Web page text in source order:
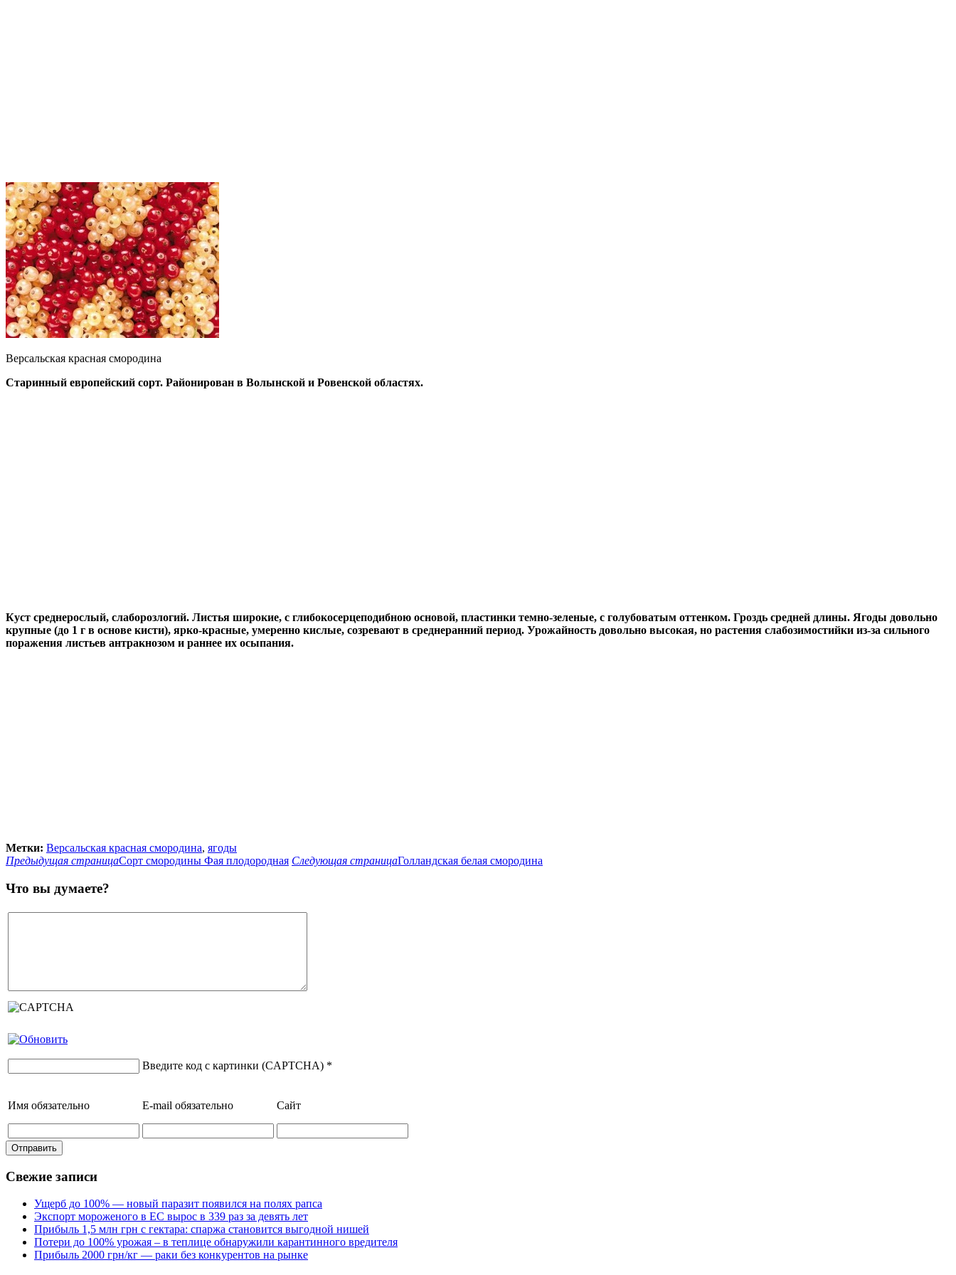
Версальская красная смородина
Старинный европейский сорт. Районирован в Волынской и Ровенской областях.
Куст среднерослый, слаборозлогий. Листья широкие, с глибокосерцеподибною основой, пластинки темно-зеленые, с голубоватым оттенком. Гроздь средней длины. Ягоды довольно
крупные (до 1 г в основе кисти), ярко-красные, умеренно кислые, созревают в среднеранний период. Урожайность довольно высокая, но растения слабозимостийки из-за сильного
поражения листьев антракнозом и раннее их осыпания.
Метки: Версальская красная смородина, ягоды
Предыдущая страницаСорт смородины Фая плодородная Следующая страницаГолландская белая смородина
Что вы думаете?
Введите код с картинки (CAPTCHA) *
Имя обязательно E-mail обязательно Сайт
Свежие записи
Ущерб до 100% — новый паразит появился на полях рапса
Экспорт мороженого в ЕС вырос в 339 раз за девять лет
Прибыль 1,5 млн грн с гектара: спаржа становится выгодной нишей
Потери до 100% урожая – в теплице обнаружили карантинного вредителя
Прибыль 2000 грн/кг — раки без конкурентов на рынке